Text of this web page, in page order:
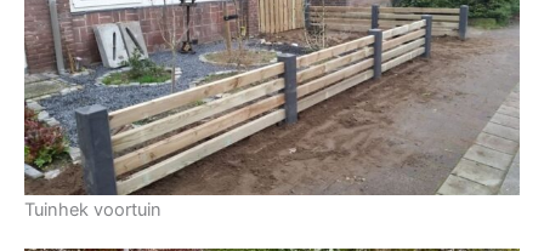
Tuinhek voortuin